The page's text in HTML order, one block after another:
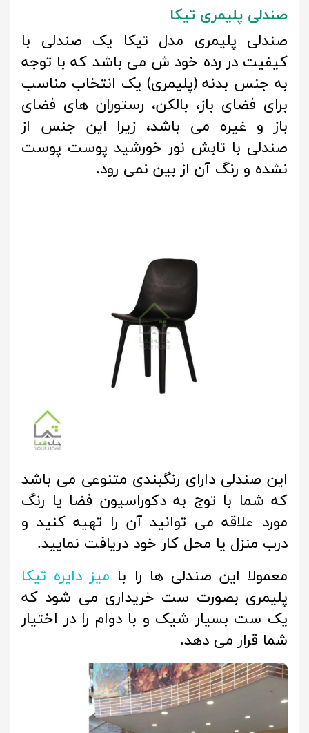
صندلی پلیمری تیکا
صندلی پلیمری مدل تیکا یک صندلی با
کیفیت در رده خود ش می باشد که با توجه
به جنس بدنه (پلیمری) یک انتخاب مناسب
برای فضای باز، بالکن، رستوران های فضای
باز و غیره می باشد، زیرا این جنس از
صندلی با تابش نور خورشید پوست پوست
نشده و رنگ آن از بین نمی رود.
این صندلی دارای رنگبندی متنوعی می باشد
که شما با توج به دکوراسیون فضا یا رنگ
مورد علاقه می توانید آن را تهیه کنید و
درب منزل یا محل کار خود دریافت نمایید.
معمولا این صندلی ها را با میز دایره تیکا
پلیمری بصورت ست خریداری می شود که
یک ست بسیار شیک و با دوام را در اختیار
شما قرار می دهد.